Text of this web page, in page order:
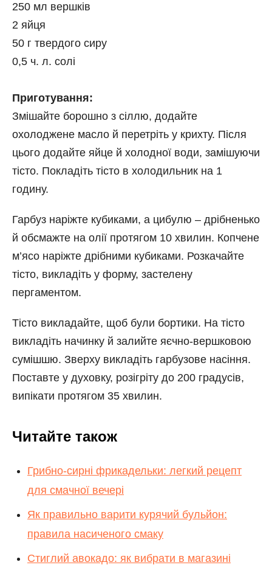
250 мл вершків
2 яйця
50 г твердого сиру
0,5 ч. л. солі
Приготування:
Змішайте борошно з сіллю, додайте
охолоджене масло й перетріть у крихту. Після
цього додайте яйце й холодної води, замішуючи
тісто. Покладіть тісто в холодильник на 1
годину.
Гарбуз наріжте кубиками, а цибулю – дрібненько
й обсмажте на олії протягом 10 хвилин. Копчене
м’ясо наріжте дрібними кубиками. Розкачайте
тісто, викладіть у форму, застелену
пергаментом.
Тісто викладайте, щоб були бортики. На тісто
викладіть начинку й залийте яєчно-вершковою
сумішшю. Зверху викладіть гарбузове насіння.
Поставте у духовку, розігріту до 200 градусів,
випікати протягом 35 хвилин.
Читайте також
Грибно-сирні фрикадельки: легкий рецепт
для смачної вечері
Як правильно варити курячий бульйон:
правила насиченого смаку
Стиглий авокадо: як вибрати в магазині